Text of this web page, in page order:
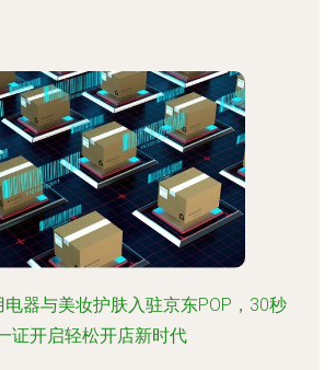
器与美妆护肤入驻京东POP，30秒
证开启轻松开店新时代